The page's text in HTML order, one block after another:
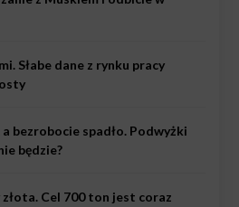
Słabe dane z rynku pracy
bezrobocie spadło. Podwyżki
będzie?
złota. Cel 700 ton jest coraz